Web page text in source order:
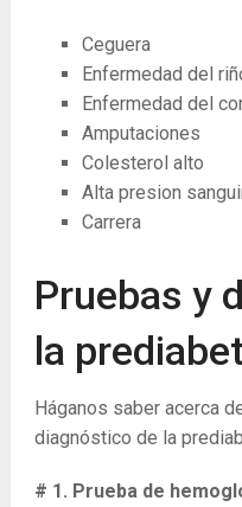
Ceguera
Enfermedad del
Enfermedad del
Amputaciones
Colesterol alto
Alta presion
Carrera
Pruebas y
la
Háganos saber acerca
diagnóstico de la
# 1. Prueba de